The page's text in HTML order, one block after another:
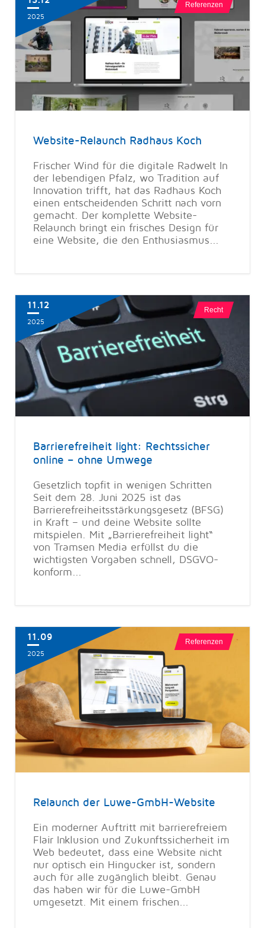
Referenzen
Website-Relaunch Radhaus Koch
Frischer Wind für die digitale Radwelt In
der lebendigen Pfalz, wo Tradition auf
Innovation trifft, hat das Radhaus Koch
einen entscheidenden Schritt nach vorn
gemacht. Der komplette Website-
Relaunch bringt ein frisches Design für
eine Website, die den Enthusiasmus...
2025
Recht
Barrierefreiheit light: Rechtssicher
online – ohne Umwege
Gesetzlich topfit in wenigen Schritten
Seit dem 28. Juni 2025 ist das
Barrierefreiheitsstärkungsgesetz (BFSG)
in Kraft – und deine Website sollte
mitspielen. Mit „Barrierefreiheit light“
von Tramsen Media erfüllst du die
wichtigsten Vorgaben schnell, DSGVO-
konform...
11.12
2025
Referenzen
Relaunch der Luwe-GmbH-Website
Ein moderner Auftritt mit barrierefreiem
Flair Inklusion und Zukunftssicherheit im
Web bedeutet, dass eine Website nicht
nur optisch ein Hingucker ist, sondern
auch für alle zugänglich bleibt. Genau
das haben wir für die Luwe-GmbH
umgesetzt. Mit einem frischen...
11.09
2025